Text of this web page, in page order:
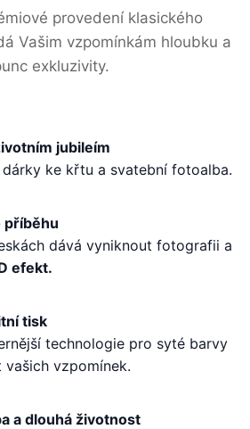
provedení klasického
Vašim vzpomínkám hloubku a
exkluzivity.
jubileím
ke křtu a svatební fotoalba.
příběhu
dává vyniknout fotografii a
efekt.
tisk
technologie pro syté barvy
vzpomínek.
a dlouhá životnost